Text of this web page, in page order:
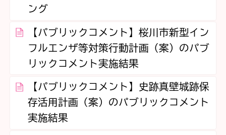
ング
【パブリックコメント】桜川市新型イン
フルエンザ等対策行動計画（案）のパブ
リックコメント実施結果
【パブリックコメント】史跡真壁城跡保
存活用計画（案）のパブリックコメント
実施結果